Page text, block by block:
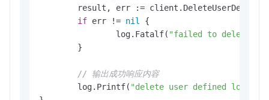
if err != nil
{
		log.Fatalf(
"failed to delete
// 输出成功响应内容
	log.Printf(
"delete user defined log